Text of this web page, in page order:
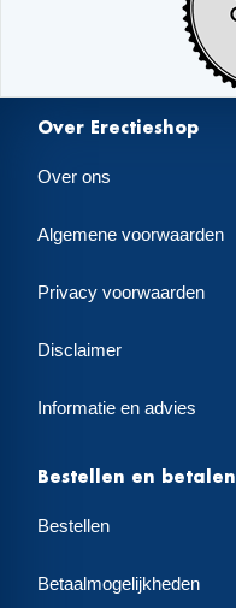
Over Erectieshop
Over ons
Algemene voorwaarden
Privacy voorwaarden
Disclaimer
Informatie en advies
Bestellen en betalen
Bestellen
Betaalmogelijkheden